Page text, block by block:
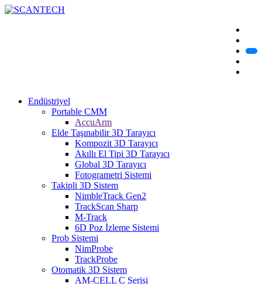
Endüstriyel
Portable CMM
AccuArm
Elde Taşınabilir 3D Tarayıcı
Kompozit 3D Tarayıcı
Akıllı El Tipi 3D Tarayıcı
Global 3D Tarayıcı
Fotogrametri Sistemi
Takipli 3D Sistem
NimbleTrack Gen2
TrackScan Sharp
M-Track
6D Poz İzleme Sistemi
Prob Sistemi
NimProbe
TrackProbe
Otomatik 3D Sistem
AM-CELL C Serisi